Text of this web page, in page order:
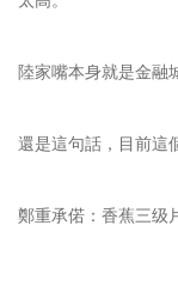
陸家嘴本身就是金融城
還是這句話，目前這
鄭重承偌：香蕉三级